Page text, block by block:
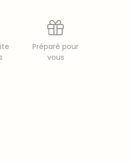
Préparé pour
vous